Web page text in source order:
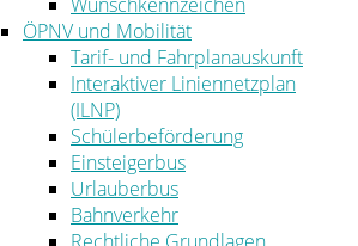
ÖPNV und Mobilität
Tarif- und Fahrplanauskunft
Interaktiver Liniennetzplan
(ILNP)
Schülerbeförderung
Einsteigerbus
Urlauberbus
Bahnverkehr